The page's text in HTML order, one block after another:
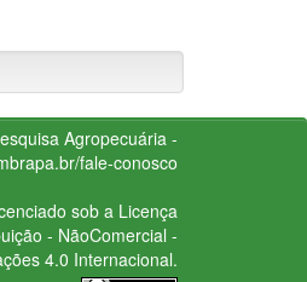
Agropecuária -
fale-conosco
sob a Licença
- NãoComercial -
4.0 Internacional.